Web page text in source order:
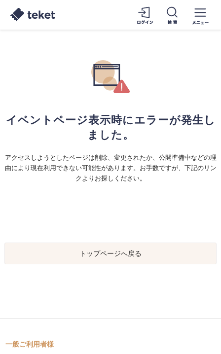
イベントページ表示時にエラーが発生し
ました。
アクセスしようとしたページは削除、変更されたか、公開準備中などの理
由により現在利用できない可能性があります。お手数ですが、下記のリン
クよりお探しください。
トップページへ戻る
一般ご利用者様